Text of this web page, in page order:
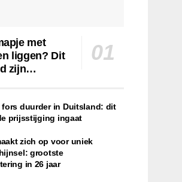
met
liggen? Dit
zijn…
fors duurder in Duitsland: dit
prijsstijging ingaat
zich op voor uniek
grootste
in 26 jaar